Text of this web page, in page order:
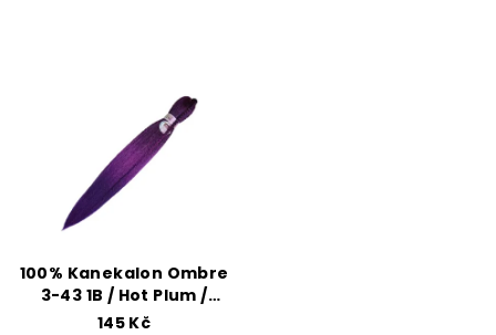
100% Kanekalon Ombre
3-43 1B / Hot Plum /
Purple
145 Kč